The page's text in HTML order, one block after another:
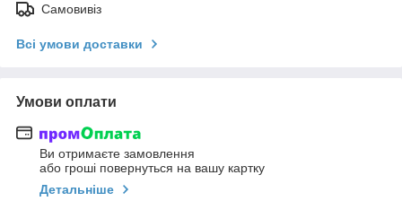
Самовивіз
Всі умови доставки
Умови оплати
Ви отримаєте замовлення
або гроші повернуться на вашу картку
Детальніше